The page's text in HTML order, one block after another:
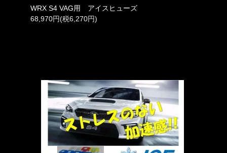
WRX S4 VAG用 アイスヒューズ
68,970円(税6,270円)